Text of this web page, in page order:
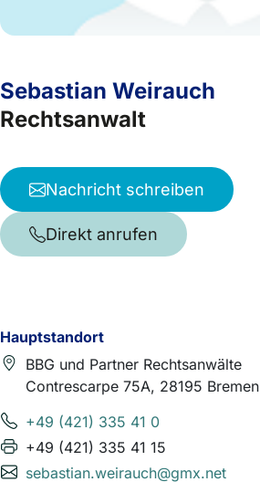
Hauptstandort
BBG und Partner Rechtsanwälte
Contrescarpe 75A, 28195 Bremen
+49 (421) 335 41 0
+49 (421) 335 41 15
sebastian.weirauch@gmx.net
Sebastian Weirauch
Rechtsanwalt
Nachricht schreiben
Direkt anrufen